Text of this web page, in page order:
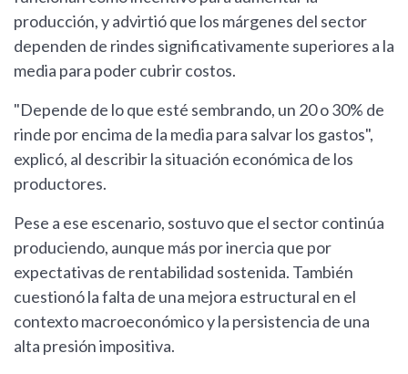
producción, y advirtió que los márgenes del sector
dependen de rindes significativamente superiores a la
media para poder cubrir costos.
"Depende de lo que esté sembrando, un 20 o 30% de
rinde por encima de la media para salvar los gastos",
explicó, al describir la situación económica de los
productores.
Pese a ese escenario, sostuvo que el sector continúa
produciendo, aunque más por inercia que por
expectativas de rentabilidad sostenida. También
cuestionó la falta de una mejora estructural en el
contexto macroeconómico y la persistencia de una
alta presión impositiva.